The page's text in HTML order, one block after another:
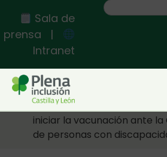
Sala de
prensa |
Intranet
Inicio >> Plena inclusión
iniciar la vacunación ante la
de personas con